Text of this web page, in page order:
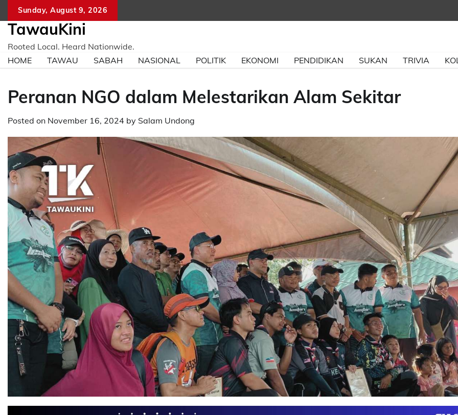
content
Sunday, August 9, 2026
TawauKini
Rooted Local. Heard Nationwide.
HOME
TAWAU SABAH NASIONAL POLITIK EKONOMI PENDIDIKAN SUKAN TRIVIA
Peranan NGO dalam Melestarikan Alam Sekitar
Posted on November 16, 2024 by Salam Undong